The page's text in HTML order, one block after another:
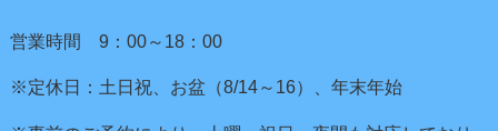
営業時間 9：00～18：00
※定休日：土日祝、お盆（8/14～16）、年末年始